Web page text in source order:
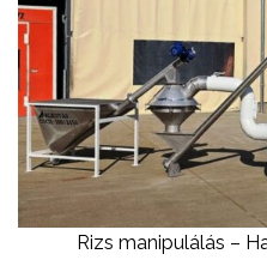
Rizs manipulálás –